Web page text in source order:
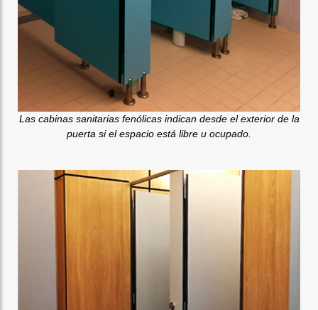
Las cabinas sanitarias fenólicas indican desde el exterior de la
puerta si el espacio está libre u ocupado.